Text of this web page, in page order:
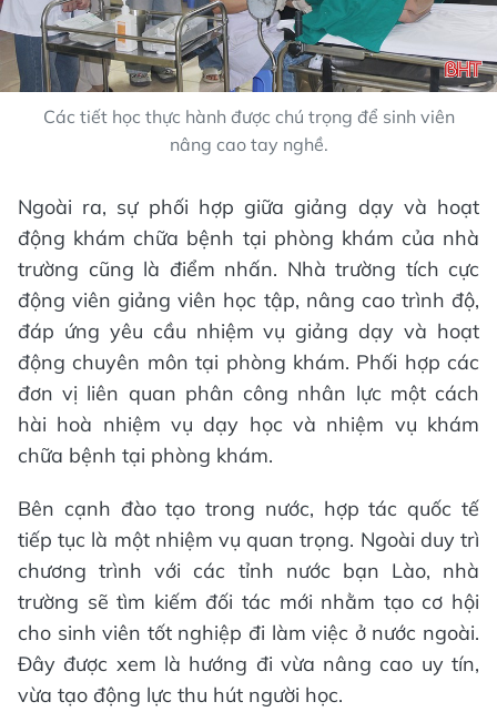
Các tiết học thực hành được chú trọng để sinh viên
nâng cao tay nghề.
Ngoài ra, sự phối hợp giữa giảng dạy và hoạt
động khám chữa bệnh tại phòng khám của nhà
trường cũng là điểm nhấn. Nhà trường tích cực
động viên giảng viên học tập, nâng cao trình độ,
đáp ứng yêu cầu nhiệm vụ giảng dạy và hoạt
động chuyên môn tại phòng khám. Phối hợp các
đơn vị liên quan phân công nhân lực một cách
hài hoà nhiệm vụ dạy học và nhiệm vụ khám
chữa bệnh tại phòng khám.
Bên cạnh đào tạo trong nước, hợp tác quốc tế
tiếp tục là một nhiệm vụ quan trọng. Ngoài duy trì
chương trình với các tỉnh nước bạn Lào, nhà
trường sẽ tìm kiếm đối tác mới nhằm tạo cơ hội
cho sinh viên tốt nghiệp đi làm việc ở nước ngoài.
Đây được xem là hướng đi vừa nâng cao uy tín,
vừa tạo động lực thu hút người học.